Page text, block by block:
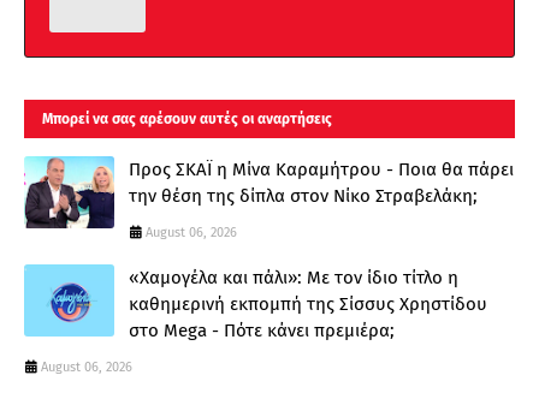
Μπορεί να σας αρέσουν αυτές οι αναρτήσεις
Προς ΣΚΑΪ η Μίνα Καραμήτρου - Ποια θα πάρει
την θέση της δίπλα στον Νίκο Στραβελάκη;
August 06, 2026
«Χαμογέλα και πάλι»: Με τον ίδιο τίτλο η
καθημερινή εκπομπή της Σίσσυς Χρηστίδου
στο Mega - Πότε κάνει πρεμιέρα;
August 06, 2026